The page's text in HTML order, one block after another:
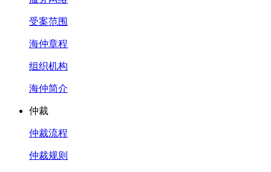
受案范围
海仲章程
组织机构
海仲简介
仲裁
仲裁流程
仲裁规则